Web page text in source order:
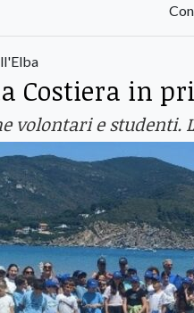
Costiera in
volontari e studenti.